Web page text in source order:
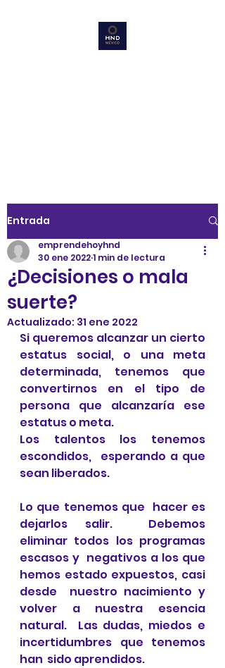
Entrada
¿Decisiones o mala
suerte?
emprendehoyhnd
30 ene 20221 min de lectura
Actualizado: 31 ene 2022
Si queremos alcanzar un cierto
estatus social, o una meta
determinada, tenemos que
convertirnos en el tipo de
persona que alcanzaría ese
estatus o meta.
Los talentos los tenemos
escondidos,  esperando a que
sean liberados.
Lo que tenemos que  hacer es
dejarlos salir.  Debemos
eliminar todos los programas
escasos y  negativos a los que
hemos estado expuestos, casi
desde  nuestro nacimiento y
volver a nuestra esencia
natural.  Las dudas, miedos e
incertidumbres que tenemos
han  sido aprendidos.